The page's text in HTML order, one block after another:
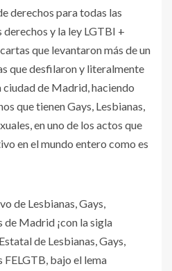
derechos para todas las
y la ley LGTBI +
que levantaron más de un
que desfilaron y literalmente
de Madrid, haciendo
que tienen Gays, Lesbianas,
en uno de los actos que
en el mundo entero como es
de Lesbianas, Gays,
de Madrid ¡con la sigla
de Lesbianas, Gays,
FELGTB, bajo el lema